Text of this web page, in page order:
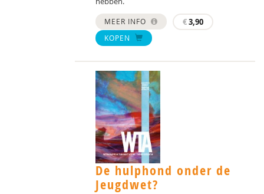
MEER INFO €3,90
KOPEN
De hulphond onder de
Jeugdwet?